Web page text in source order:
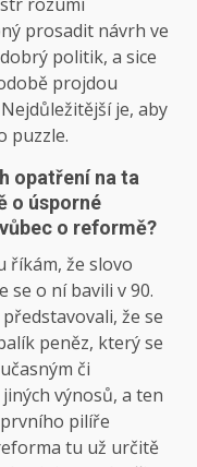
prosadit návrh ve
politik, a sice
projdou
je, aby
puzzle.
opatření na ta
o úsporné
o reformě?
říkám, že slovo
se o ní bavili v 90.
že se
peněz, který se
či
výnosů, a ten
pilíře
tu už určitě